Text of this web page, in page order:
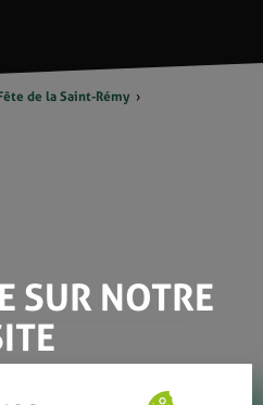
de la Saint-Rémy
SUR NOTRE